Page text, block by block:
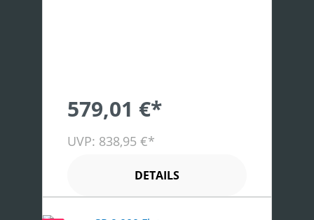
579,01 €*
UVP: 838,95 €*
DETAILS